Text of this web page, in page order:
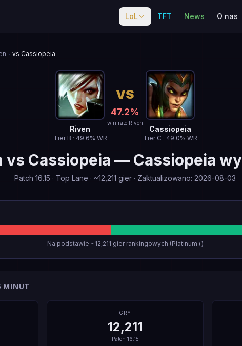
LoL TFT News O nas
vs Cassiopeia
Riven
Tier B · 49.6% WR
VS
47.2%
win rate Riven
Cassiopeia
Tier C · 49.0% WR
vs Cassiopeia — Cassiopeia
Patch 16.15 · Top Lane · ~12,211 gier · Zaktualizowano: 2026-08-03
Na podstawie ~12,211 gier rankingowych (Platinum+)
MINUT
GRY
12,211
Patch 16.15